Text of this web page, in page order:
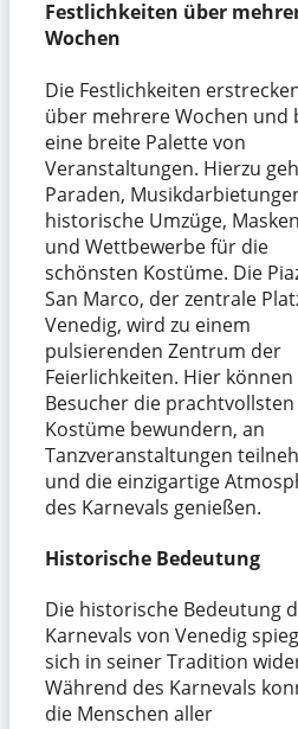
Festlichkeiten über
Wochen
Die Festlichkeiten
über mehrere Wochen und
eine breite Palette von
Veranstaltungen. Hierzu
Paraden,
historische Umzüge,
und Wettbewerbe für die
schönsten Kostüme. Die
San Marco, der zentrale
Venedig, wird zu einem
pulsierenden Zentrum der
Feierlichkeiten. Hier können
Besucher die prachtvollsten
Kostüme bewundern, an
Tanzveranstaltungen
und die einzigartige
des Karnevals genießen.
Historische Bedeutung
Die historische Bedeutung
Karnevals von Venedig
sich in seiner Tradition
Während des Karnevals
die Menschen aller